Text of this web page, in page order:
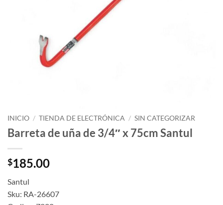
INICIO / TIENDA DE ELECTRÓNICA / SIN CATEGORIZAR
Barreta de uña de 3/4″ x 75cm Santul
$185.00
Santul
Sku: RA-26607